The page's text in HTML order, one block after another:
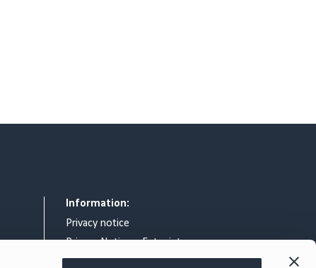
Information:
Privacy notice
Privacy Notice – Entry intercom
General terms & conditions